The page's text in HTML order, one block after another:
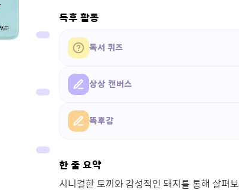
독후 활동
독서 퀴즈
상상 캔버스
똑후감
한 줄 요약
시니컬한 토끼와 감성적인 돼지를 통해 살펴